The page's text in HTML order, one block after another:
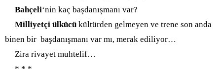
Bahçeli‘nin kaç başdanışmanı var?
Milliyetçi ülkücü kültürden gelmeyen ve trene son anda
binen bir başdanışmanı var mı, merak ediliyor…
Zira rivayet muhtelif…
* * *